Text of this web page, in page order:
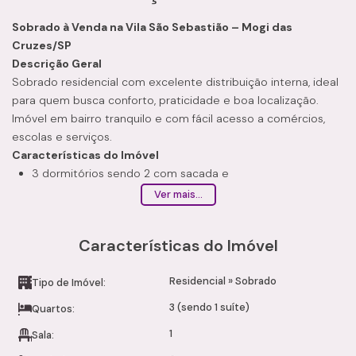
Sobrado à Venda na Vila São Sebastião – Mogi das
Cruzes/SP
Descrição Geral
Sobrado residencial com excelente distribuição interna, ideal
para quem busca conforto, praticidade e boa localização.
Imóvel em bairro tranquilo e com fácil acesso a comércios,
escolas e serviços.
Características do Imóvel
3 dormitórios sendo 2 com sacada e
Sala ampla com sacada
Copa
Acabamento em cerâmica
Ver mais...
Características do Imóvel
Tipo de Imóvel: Residencial »Sobrado
Quartos: 3 (sendo 1 suíte)
Sala: 1